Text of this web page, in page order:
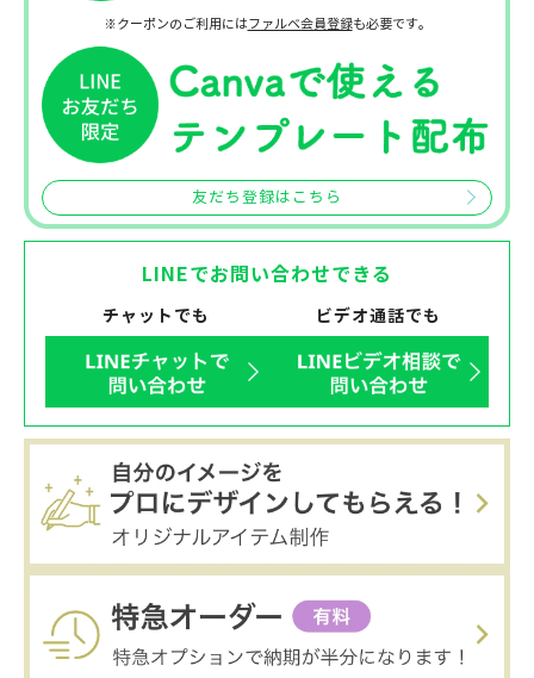
※クーポンのご利用にはファルベ会員登録も必要です。
友だち登録はこちら
LINEでお問い合わせできる
チャットでも ビデオ通話でも